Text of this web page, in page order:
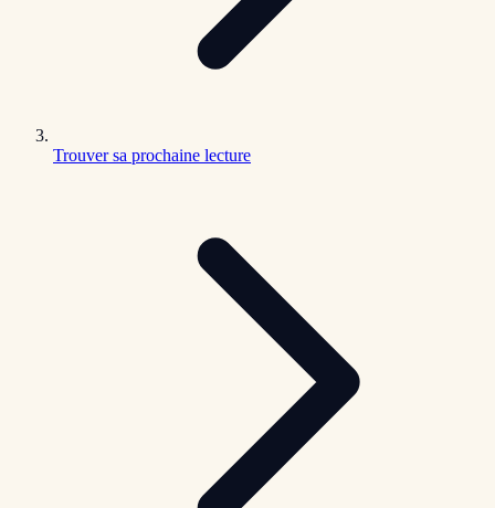
Trouver sa prochaine lecture